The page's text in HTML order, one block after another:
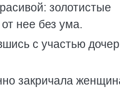
золотистые
нее без ума.
с участью
закричала